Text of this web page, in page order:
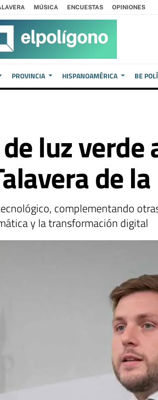
MÚSICA ENCUESTAS OPINIONES
PROVINCIA HISPANOAMÉRICA BE
luz verde
de
complementando
y la transformación digital